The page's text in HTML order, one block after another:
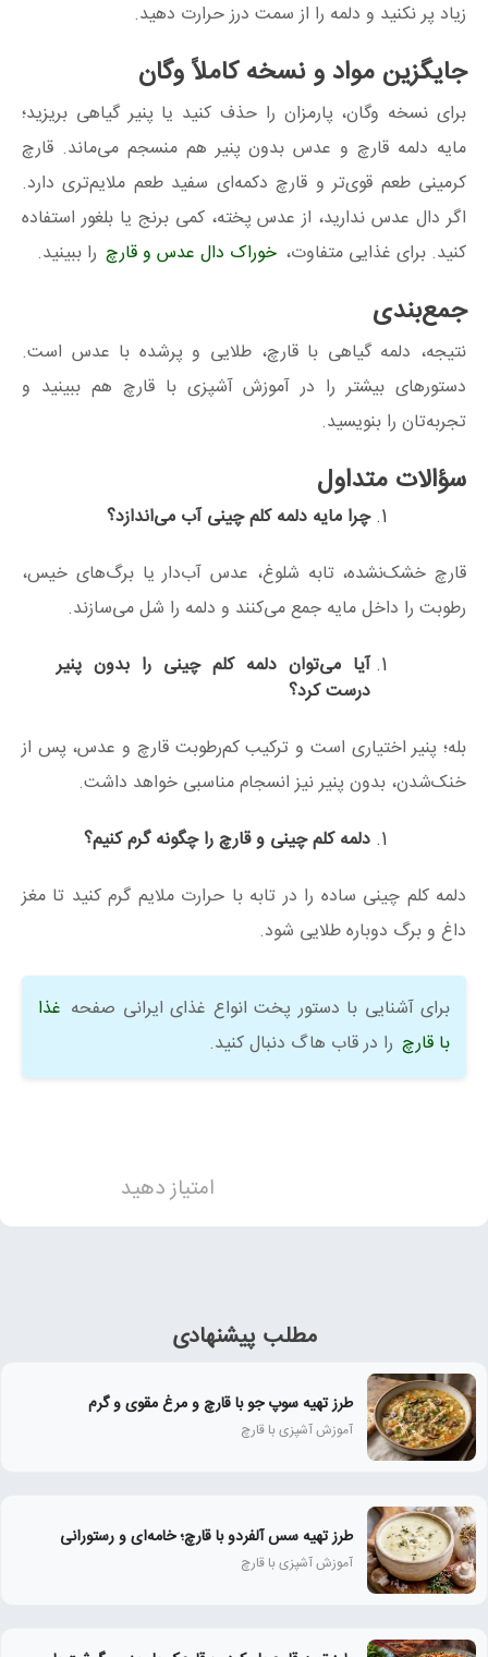
زیاد پر نکنید و دلمه را از سمت درز حرارت دهید.
جایگزین مواد و نسخه کاملاً وگان
برای نسخه وگان، پارمزان را حذف کنید یا پنیر گیاهی بریزید؛
مایه دلمه قارچ و عدس بدون پنیر هم منسجم می‌ماند. قارچ
کرمینی طعم قوی‌تر و قارچ دکمه‌ای سفید طعم ملایم‌تری دارد.
اگر دال عدس ندارید، از عدس پخته، کمی برنج یا بلغور استفاده
کنید. برای غذایی متفاوت، خوراک دال عدس و قارچ را ببینید.
جمع‌بندی
نتیجه، دلمه گیاهی با قارچ، طلایی و پرشده با عدس است.
دستورهای بیشتر را در آموزش آشپزی با قارچ هم ببینید و
تجربه‌تان را بنویسید.
سؤالات متداول
چرا مایه دلمه کلم چینی آب می‌اندازد؟
قارچ خشک‌نشده، تابه شلوغ، عدس آب‌دار یا برگ‌های خیس،
رطوبت را داخل مایه جمع می‌کنند و دلمه را شل می‌سازند.
آیا می‌توان دلمه کلم چینی را بدون پنیر
درست کرد؟
بله؛ پنیر اختیاری است و ترکیب کم‌رطوبت قارچ و عدس، پس از
خنک‌شدن، بدون پنیر نیز انسجام مناسبی خواهد داشت.
دلمه کلم چینی و قارچ را چگونه گرم کنیم؟
دلمه کلم چینی ساده را در تابه با حرارت ملایم گرم کنید تا مغز
داغ و برگ دوباره طلایی شود.
برای آشنایی با دستور پخت انواع غذای ایرانی صفحه غذا
با قارچ را در قاب هاگ دنبال کنید.
امتیاز دهید
مطلب پیشنهادی
طرز تهیه سوپ جو با قارچ و مرغ مقوی و گرم
آموزش آشپزی با قارچ
طرز تهیه سس آلفردو با قارچ؛ خامه‌ای و رستورانی
آموزش آشپزی با قارچ